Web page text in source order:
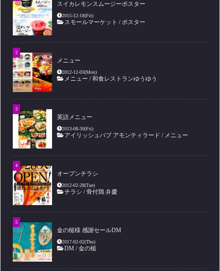
スイカレモンスムージーポスター
2015-12-18(Fri)
スモールマーケット /ポスター
メニュー
2012-12-03(Mon)
メニュー /和食レストランゆうゆう
英語メニュー
2013-08-30(Fri)
アイリッシュパブ アモンティラード / メニュー
オープンチラシ
2012-02-28(Tue)
チラシ /骨付鶏 弁慶
金の槌様 感謝セールDM
2017-02-02(Thu)
DM /金の槌